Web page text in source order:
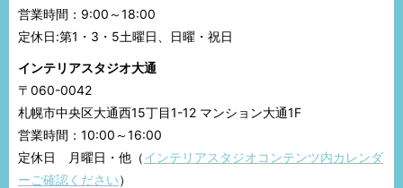
営業時間：9:00～18:00
定休日:第1・3・5土曜日、日曜・祝日
インテリアスタジオ大通
〒060-0042
札幌市中央区大通西15丁目1-12 マンション大通1F
営業時間：10:00～16:00
定休日 月曜日・他（インテリアスタジオコンテンツ内カレンダ
ーご確認ください）